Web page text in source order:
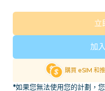
加
立
購買 eSIM 和
*如果您無法使用您的計劃，